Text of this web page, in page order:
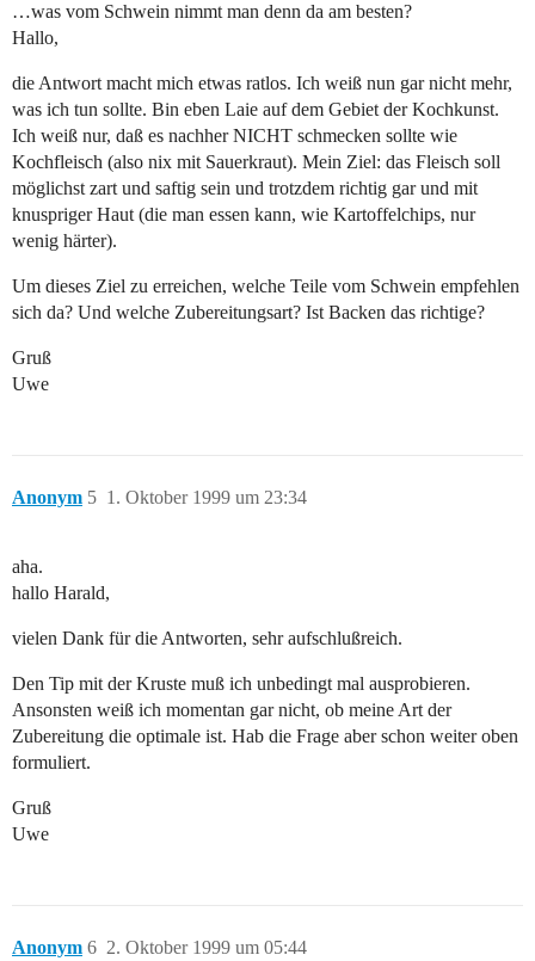
…was vom Schwein nimmt man denn da am besten?
Hallo,
die Antwort macht mich etwas ratlos. Ich weiß nun gar nicht mehr,
was ich tun sollte. Bin eben Laie auf dem Gebiet der Kochkunst.
Ich weiß nur, daß es nachher NICHT schmecken sollte wie
Kochfleisch (also nix mit Sauerkraut). Mein Ziel: das Fleisch soll
möglichst zart und saftig sein und trotzdem richtig gar und mit
knuspriger Haut (die man essen kann, wie Kartoffelchips, nur
wenig härter).
Um dieses Ziel zu erreichen, welche Teile vom Schwein empfehlen
sich da? Und welche Zubereitungsart? Ist Backen das richtige?
Gruß
Uwe
Anonym 1. Oktober 1999 um 23:34
5
aha.
hallo Harald,
vielen Dank für die Antworten, sehr aufschlußreich.
Den Tip mit der Kruste muß ich unbedingt mal ausprobieren.
Ansonsten weiß ich momentan gar nicht, ob meine Art der
Zubereitung die optimale ist. Hab die Frage aber schon weiter oben
formuliert.
Gruß
Uwe
Anonym 2. Oktober 1999 um 05:44
6